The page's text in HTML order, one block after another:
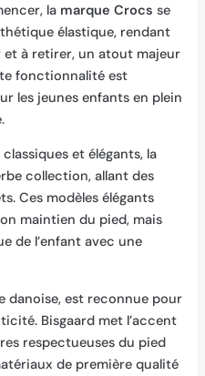
la marque Crocs se
élastique, rendant
et à retirer, un atout majeur
fonctionnalité est
les jeunes enfants en plein
et élégants, la
collection, allant des
Ces modèles élégants
maintien du pied, mais
de l’enfant avec une
danoise, est reconnue pour
Bisgaard met l’accent
respectueuses du pied
de première qualité